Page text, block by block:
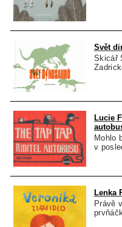
Svět
Skicář
Lucie
Mohlo
v
Lenka
Právě